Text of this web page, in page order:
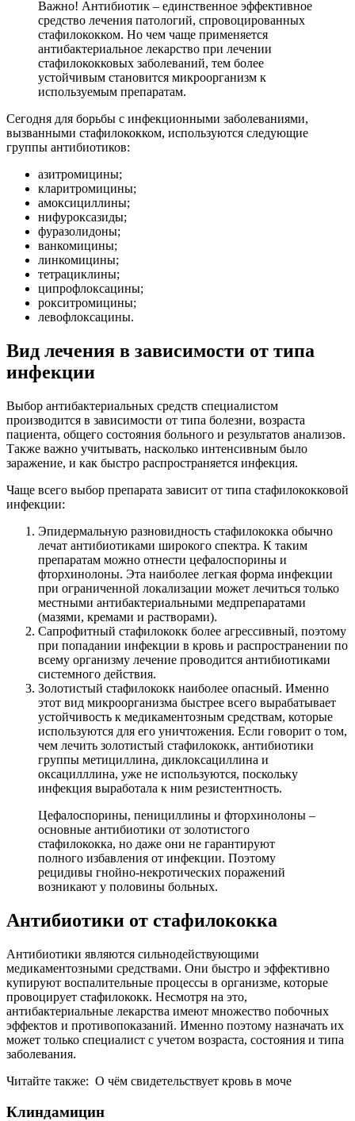
Важно! Антибиотик – единственное эффективное
средство лечения патологий, спровоцированных
стафилококком. Но чем чаще применяется
антибактериальное лекарство при лечении
стафилококковых заболеваний, тем более
устойчивым становится микроорганизм к
используемым препаратам.
Сегодня для борьбы с инфекционными заболеваниями,
вызванными стафилококком, используются следующие
группы антибиотиков:
азитромицины;
кларитромицины;
амоксициллины;
нифуроксазиды;
фуразолидоны;
ванкомицины;
линкомицины;
тетрациклины;
ципрофлоксацины;
рокситромицины;
левофлоксацины.
Вид лечения в зависимости от типа
инфекции
Выбор антибактериальных средств специалистом
производится в зависимости от типа болезни, возраста
пациента, общего состояния больного и результатов анализов.
Также важно учитывать, насколько интенсивным было
заражение, и как быстро распространяется инфекция.
Чаще всего выбор препарата зависит от типа стафилококковой
инфекции:
Эпидермальную разновидность стафилококка обычно
лечат антибиотиками широкого спектра. К таким
препаратам можно отнести цефалоспорины и
фторхинолоны. Эта наиболее легкая форма инфекции
при ограниченной локализации может лечиться только
местными антибактериальными медпрепаратами
(мазями, кремами и растворами).
Сапрофитный стафилококк более агрессивный, поэтому
при попадании инфекции в кровь и распространении по
всему организму лечение проводится антибиотиками
системного действия.
Золотистый стафилококк наиболее опасный. Именно
этот вид микроорганизма быстрее всего вырабатывает
устойчивость к медикаментозным средствам, которые
используются для его уничтожения. Если говорит о том,
чем лечить золотистый стафилококк, антибиотики
группы метициллина, диклоксациллина и
оксацилллина, уже не используются, поскольку
инфекция выработала к ним резистентность.
Цефалоспорины, пенициллины и фторхинолоны –
основные антибиотики от золотистого
стафилококка, но даже они не гарантируют
полного избавления от инфекции. Поэтому
рецидивы гнойно-некротических поражений
возникают у половины больных.
Антибиотики от стафилококка
Антибиотики являются сильнодействующими
медикаментозными средствами. Они быстро и эффективно
купируют воспалительные процессы в организме, которые
провоцирует стафилококк. Несмотря на это,
антибактериальные лекарства имеют множество побочных
эффектов и противопоказаний. Именно поэтому назначать их
может только специалист с учетом возраста, состояния и типа
заболевания.
Читайте также: О чём свидетельствует кровь в моче
Клиндамицин